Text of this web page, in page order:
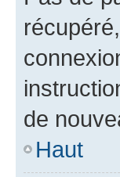
de
Haut